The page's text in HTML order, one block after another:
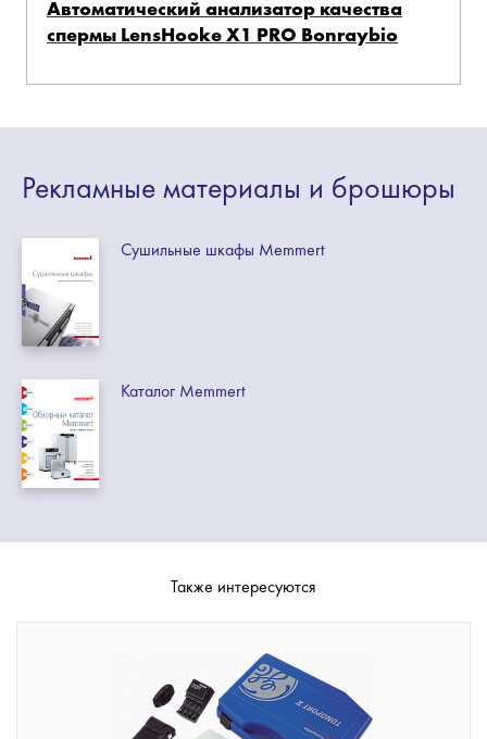
Автоматический анализатор качества
спермы LensHooke X1 PRO Bonraybio
Рекламные материалы и брошюры
Сушильные шкафы Memmert
Каталог Memmert
Также интересуются